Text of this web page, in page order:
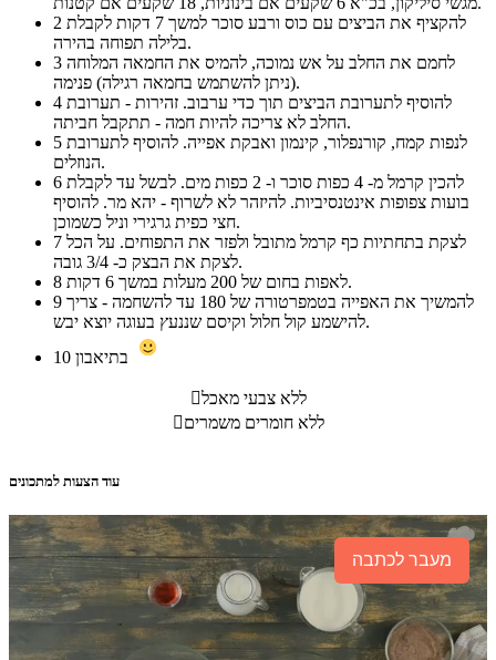
2
בלילה תפוחה בהירה.
3
(ניתן להשתמש בחמאה רגילה) פנימה.
4
החלב לא צריכה להיות חמה - תתקבל חביתה.
5
הנוזלים.
6
בועות צפופות אינטנסיביות. להיזהר לא לשרוף - יהא מר. להוסיף
חצי כפית גרגירי וניל כשמוכן.
7
לצקת את הבצק כ- 3/4 גובה.
8
לאפות בחום של 200 מעלות במשך 6 דקות.
9
להישמע קול חלול וקיסם שננעץ בעוגה יוצא יבש.
10
ללא צבעי מאכל
ללא חומרים משמרים
עוד הצעות למתכונים
מעבר לכתבה